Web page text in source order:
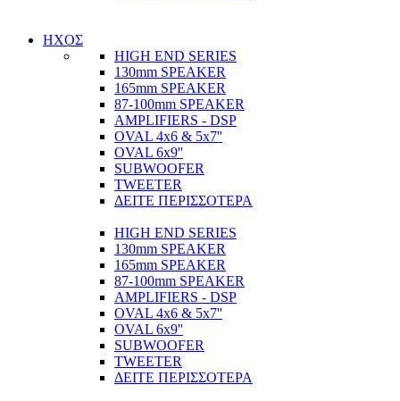
ΗΧΟΣ
HIGH END SERIES
130mm SPEAKER
165mm SPEAKER
87-100mm SPEAKER
AMPLIFIERS - DSP
OVAL 4x6 & 5x7''
OVAL 6x9''
SUBWOOFER
TWEETER
ΔΕΙΤΕ ΠΕΡΙΣΣΟΤΕΡΑ
HIGH END SERIES
130mm SPEAKER
165mm SPEAKER
87-100mm SPEAKER
AMPLIFIERS - DSP
OVAL 4x6 & 5x7''
OVAL 6x9''
SUBWOOFER
TWEETER
ΔΕΙΤΕ ΠΕΡΙΣΣΟΤΕΡΑ